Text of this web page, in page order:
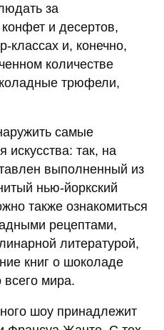
за
и десертов,
классах и, конечно,
количестве
трюфели,
самые
искусства: так, на
выполненный из
нью-йоркский
также ознакомиться
рецептами,
литературой,
книг о шоколаде
всего мира.
шоу принадлежит